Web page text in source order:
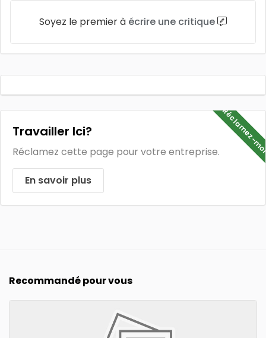
Soyez le premier à écrire une critique
Travailler Ici?
Réclamez cette page pour votre entreprise.
En savoir plus
Recommandé pour vous